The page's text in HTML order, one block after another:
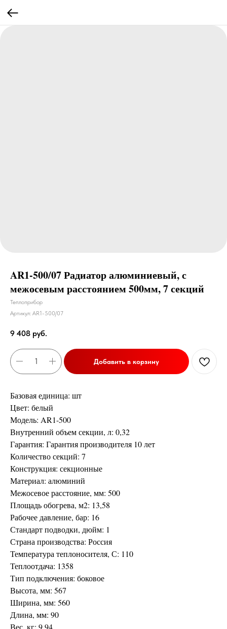
AR1-500/07 Радиатор алюминиевый, с
межосевым расстоянием 500мм, 7 секций
Теплоприбор
Артикул: AR1-500/07
9 408 руб.
Добавить в корзину
Базовая единица: шт
Цвет: белый
Модель: AR1-500
Внутренний объем секции, л: 0,32
Гарантия: Гарантия производителя 10 лет
Количество секций: 7
Конструкция: секционные
Материал: алюминий
Межосевое расстояние, мм: 500
Площадь обогрева, м2: 13,58
Рабочее давление, бар: 16
Стандарт подводки, дюйм: 1
Страна производства: Россия
Температура теплоносителя, С: 110
Теплоотдача: 1358
Тип подключения: боковое
Высота, мм: 567
Ширина, мм: 560
Длина, мм: 90
Вес, кг: 9,94